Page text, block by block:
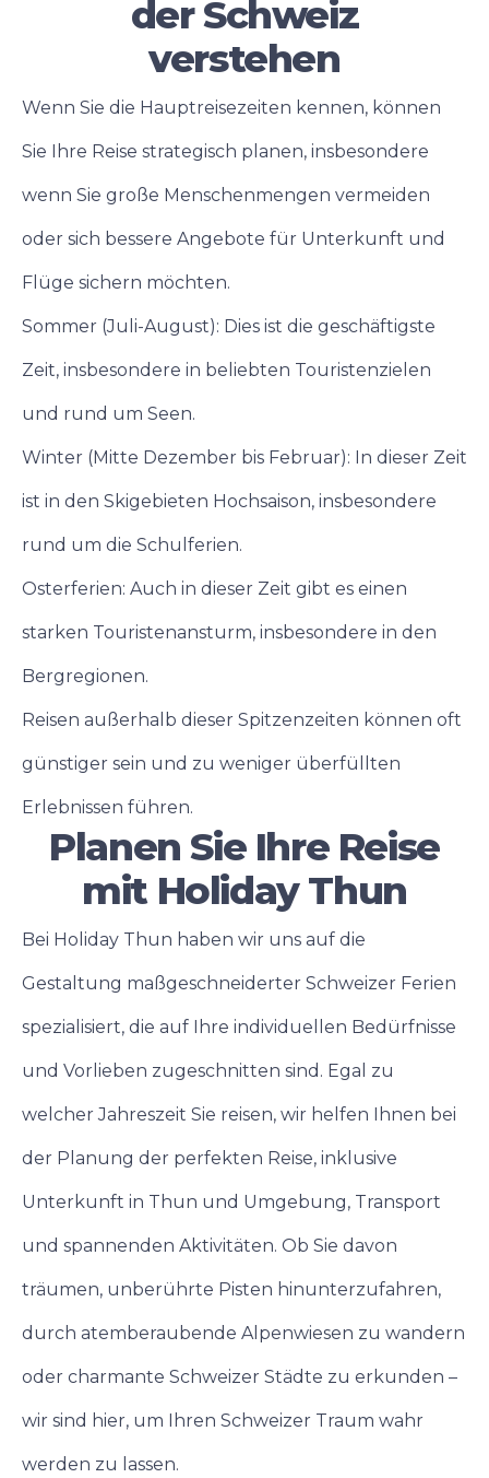
der Schweiz
verstehen
Wenn Sie die Hauptreisezeiten kennen, können
Sie Ihre Reise strategisch planen, insbesondere
wenn Sie große Menschenmengen vermeiden
oder sich bessere Angebote für Unterkunft und
Flüge sichern möchten.
Sommer (Juli-August): Dies ist die geschäftigste
Zeit, insbesondere in beliebten Touristenzielen
und rund um Seen.
Winter (Mitte Dezember bis Februar): In dieser Zeit
ist in den Skigebieten Hochsaison, insbesondere
rund um die Schulferien.
Osterferien: Auch in dieser Zeit gibt es einen
starken Touristenansturm, insbesondere in den
Bergregionen.
Reisen außerhalb dieser Spitzenzeiten können oft
günstiger sein und zu weniger überfüllten
Erlebnissen führen.
Planen Sie Ihre Reise
mit Holiday Thun
Bei Holiday Thun haben wir uns auf die
Gestaltung maßgeschneiderter Schweizer Ferien
spezialisiert, die auf Ihre individuellen Bedürfnisse
und Vorlieben zugeschnitten sind. Egal zu
welcher Jahreszeit Sie reisen, wir helfen Ihnen bei
der Planung der perfekten Reise, inklusive
Unterkunft in Thun und Umgebung, Transport
und spannenden Aktivitäten. Ob Sie davon
träumen, unberührte Pisten hinunterzufahren,
durch atemberaubende Alpenwiesen zu wandern
oder charmante Schweizer Städte zu erkunden –
wir sind hier, um Ihren Schweizer Traum wahr
werden zu lassen.